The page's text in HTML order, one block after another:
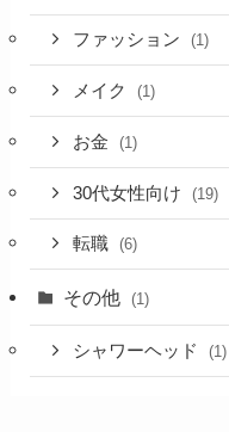
ファッション (1)
メイク (1)
お金 (1)
30代女性向け (19)
転職 (6)
その他 (1)
シャワーヘッド (1)